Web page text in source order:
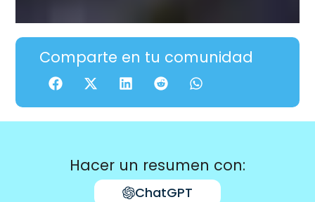
Comparte en tu comunidad
Hacer un resumen con:
ChatGPT